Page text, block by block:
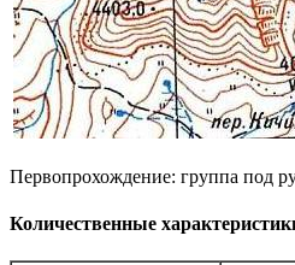
Первопрохождение: группа под
Количественные